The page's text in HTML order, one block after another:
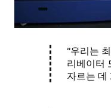
우리는
리베이터
자르는 데